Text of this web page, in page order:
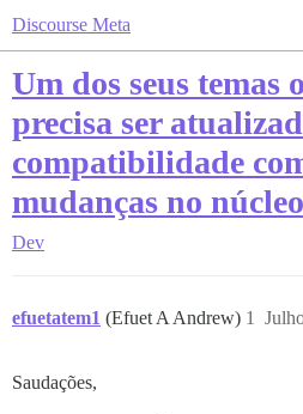
Discourse Meta
Um dos seus temas
precisa ser
compatibilidade
mudanças no
Dev
efuetatem1 (Efuet A Andrew) 1
Saudações,